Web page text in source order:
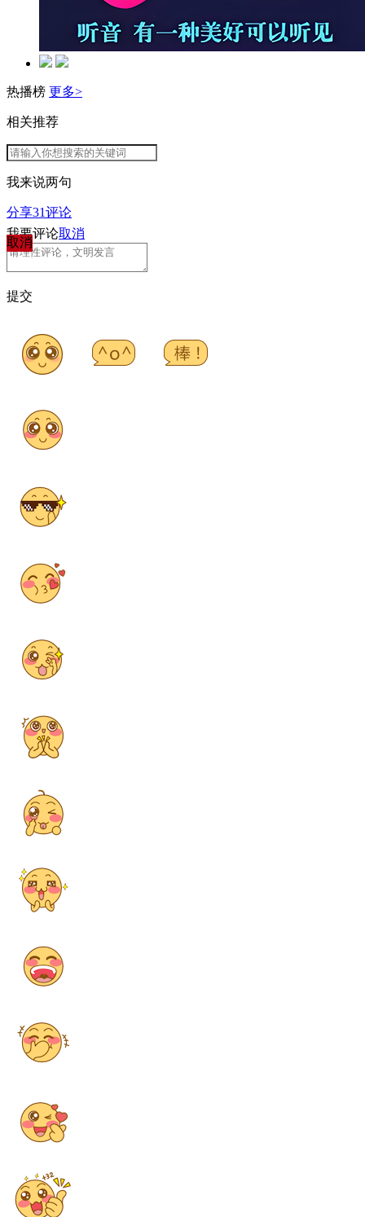
热播榜 更多>
相关推荐
我来说两句
分享31评论
取消
我要评论取消
提交